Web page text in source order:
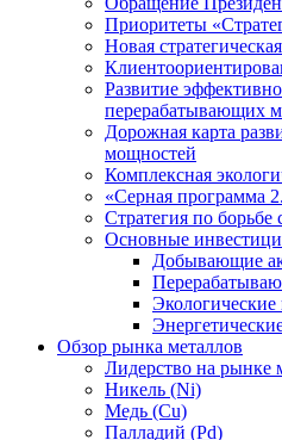
Приоритеты
Новая
Развитие
перерабатывающих
Дорожная карта
мощностей
Комплексная
«Серная программа
Стратегия по
Основные
Добывающие
Обзор рынка металлов
Лидерство на рынке
Никель (Ni)
Медь (Cu)
Палладий (Pd)